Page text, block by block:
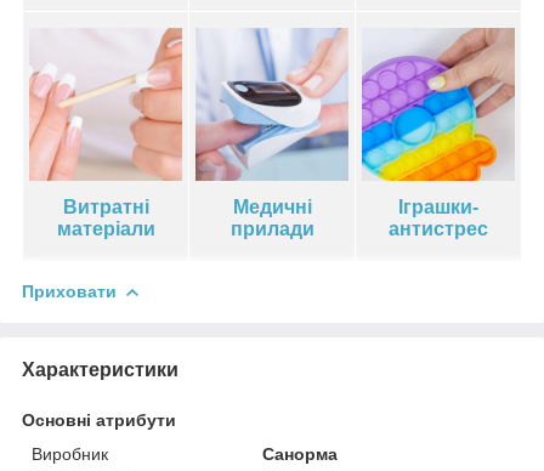
Витратні
матеріали
Медичні
прилади
Іграшки-
антистрес
Приховати
Характеристики
Основні атрибути
Виробник
Санорма